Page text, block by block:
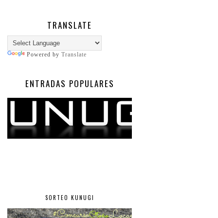
TRANSLATE
Powered by Translate
ENTRADAS POPULARES
SORTEO KUNUGI